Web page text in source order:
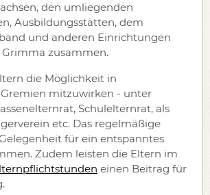
den umliegenden
Ausbildungsstätten, dem
und anderen Einrichtungen
Grimma zusammen.
die Möglichkeit in
mitzuwirken - unter
Schulelternrat, als
etc. Das regelmäßige
für ein entspanntes
Zudem leisten die Eltern im
einen Beitrag für